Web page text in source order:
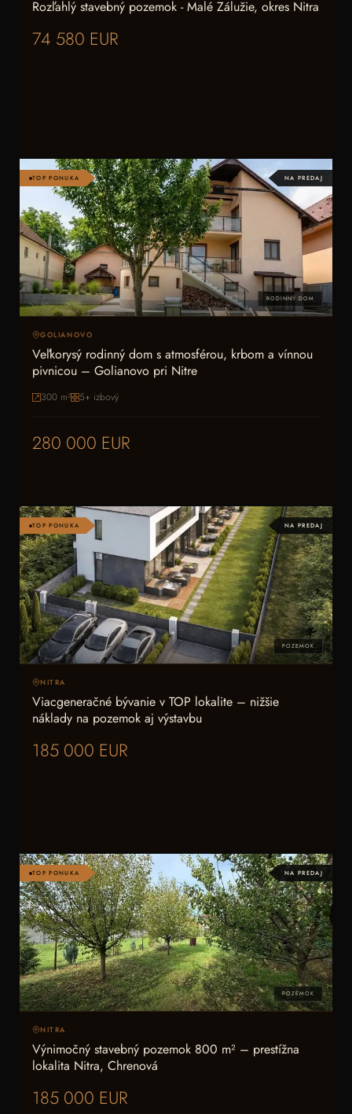
Rozľahlý stavebný pozemok - Malé Zálužie, okres Nitra
74 580 EUR
TOP PONUKA NA PREDAJ
RODINNÝ DOM
GOLIANOVO
Veľkorysý rodinný dom s atmosférou, krbom a vínnou
pivnicou – Golianovo pri Nitre
300 m² 5+ izbový
280 000 EUR
TOP PONUKA NA PREDAJ
POZEMOK
NITRA
Viacgeneračné bývanie v TOP lokalite – nižšie
náklady na pozemok aj výstavbu
185 000 EUR
TOP PONUKA NA PREDAJ
POZEMOK
NITRA
Výnimočný stavebný pozemok 800 m² – prestížna
lokalita Nitra, Chrenová
185 000 EUR